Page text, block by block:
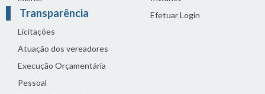
Transparência
Licitações
Atuação dos vereadores
Execução Orçamentária
Pessoal
Efetuar Login